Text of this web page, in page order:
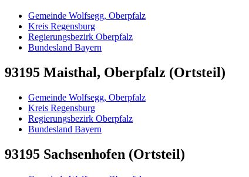
Gemeinde Wolfsegg, Oberpfalz
Kreis Regensburg
Regierungsbezirk Oberpfalz
Bundesland Bayern
93195 Maisthal, Oberpfalz (Ortsteil)
Gemeinde Wolfsegg, Oberpfalz
Kreis Regensburg
Regierungsbezirk Oberpfalz
Bundesland Bayern
93195 Sachsenhofen (Ortsteil)